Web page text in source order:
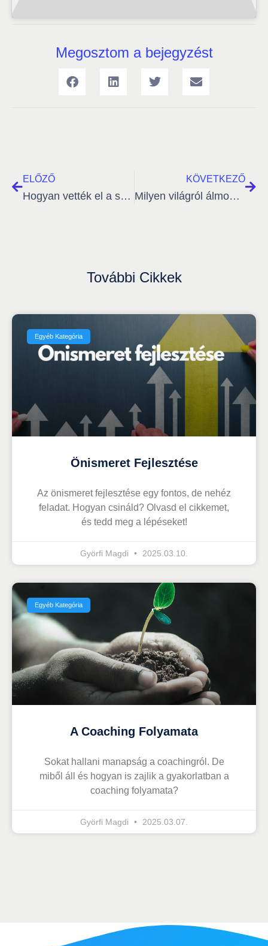
Megosztom a bejegyzést
ELŐZŐ
Hogyan vették el a szabadságodat?
KÖVETKEZŐ
Milyen világról álmodik az ember?
További Cikkek
Egyéb Kategória
Önismeret Fejlesztése
Az önismeret fejlesztése egy fontos, de nehéz
feladat. Hogyan csináld? Olvasd el cikkemet,
és tedd meg a lépéseket!
Györfi Magdi 2025.03.10.
Egyéb Kategória
A Coaching Folyamata
Sokat hallani manapság a coachingról. De
miből áll és hogyan is zajlik a gyakorlatban a
coaching folyamata?
Györfi Magdi 2025.03.07.